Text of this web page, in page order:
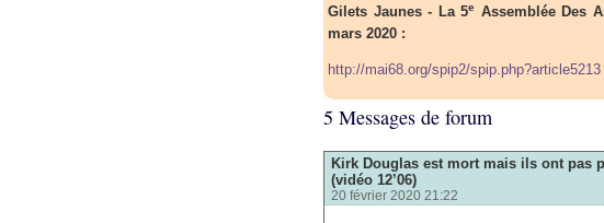
Gilets Jaunes - La 5e Assemblée Des
mars 2020 :
http://mai68.org/spip2/spip.php?article5213
5 Messages de forum
Kirk Douglas est mort mais ils ont pas
(vidéo 12’06)
20 février 2020 21:22